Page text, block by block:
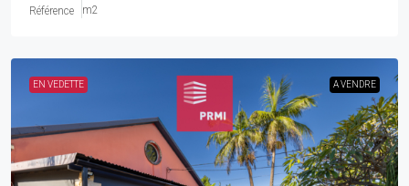
Référence
m2
EN VEDETTE A VENDRE